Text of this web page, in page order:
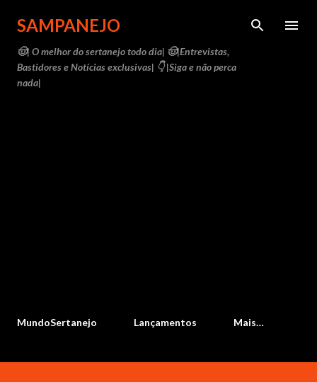
Pular para o conteúdo principal
SAMPANEJO
🤠| O melhor do sertanejo todo dia| 🤠|Entrevistas,
Bastidores e Notícias exclusivas| 👇 |Siga e não perca
nada|
MundoSertanejo Lançamentos Mais…